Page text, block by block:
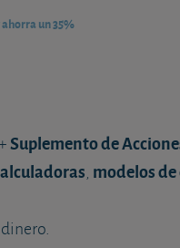
un 35%
Suplemento de
, modelos